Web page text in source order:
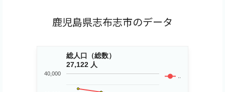
鹿児島県志布志市のデータ
総人口（総数）
27,122 人
..
40,000